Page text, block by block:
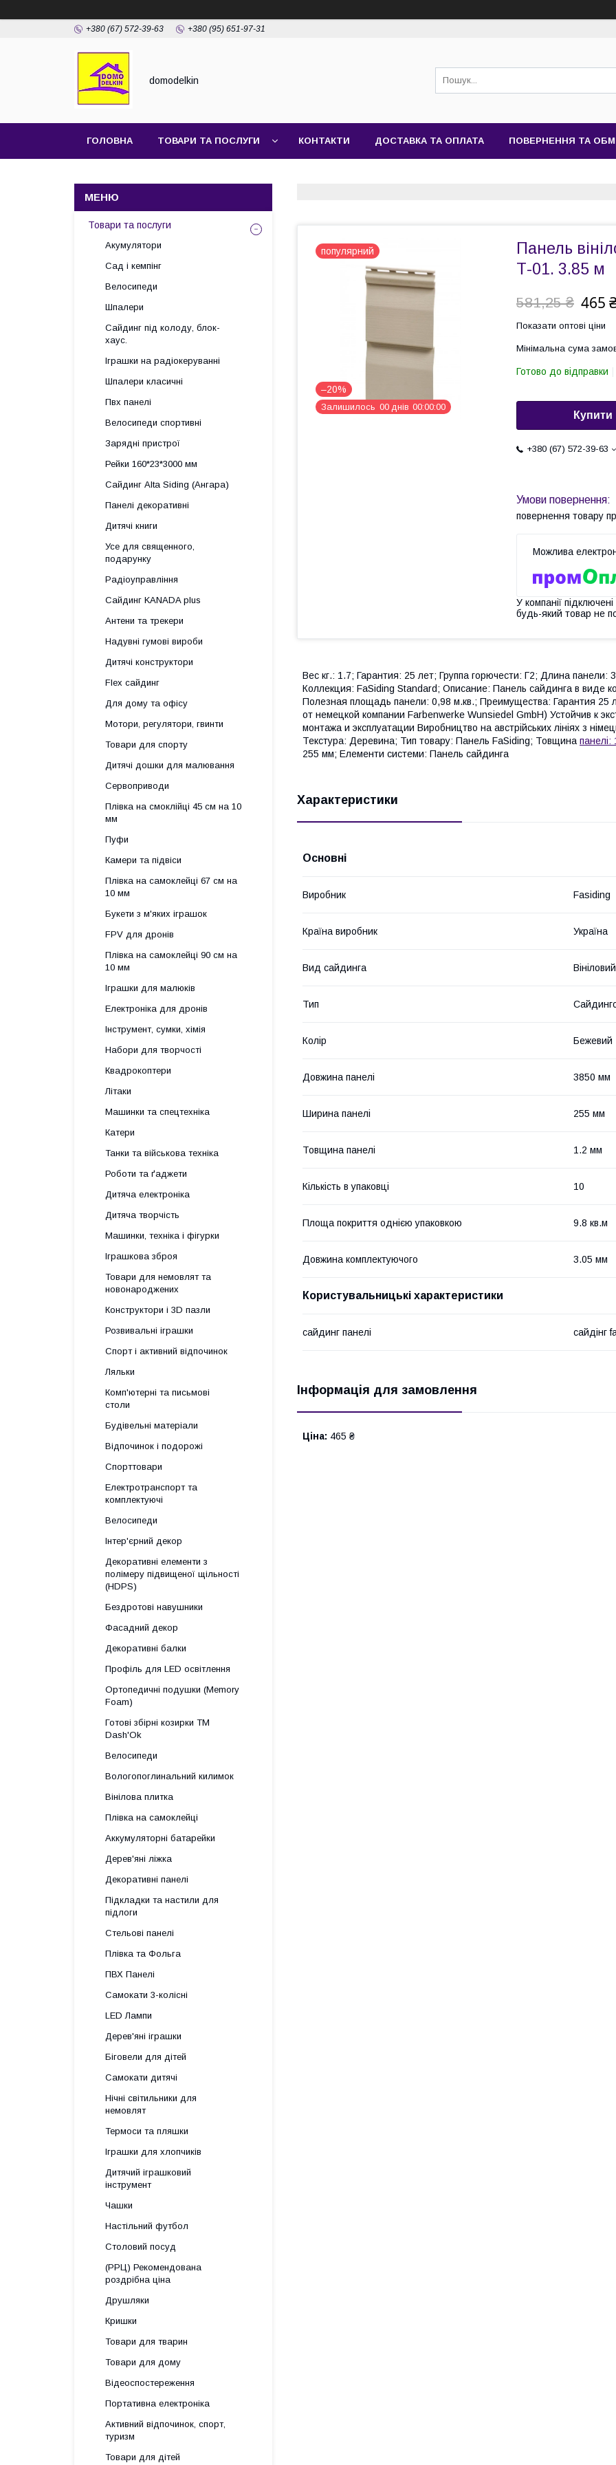
+380 (67) 572-39-63 +380 (95) 651-97-31
domodelkin
ГОЛОВНА ТОВАРИ ТА ПОСЛУГИ КОНТАКТИ ДОСТАВКА ТА ОПЛАТА ПОВЕРНЕННЯ ТА
популярний
–20%
Залишилось 00 днів 00 00 00
Панель
Т-01. 3.85 м
581,25 ₴ 465
Показати оптові ціни
Мінімальна сума
Готово до відправки
Купити
+380 (67) 572-39-63
повернення товару
У компанії
будь-який товар не
Вес кг.: 1.7; Гарантия: 25 лет; Группа горючести: Г2; Длина панели:
Коллекция: FaSiding Standard; Описание: Панель сайдинга в виде
Полезная площадь панели: 0,98 м.кв.; Преимущества: Гарантия 25
от немецкой компании Farbenwerke Wunsiedel GmbH) Устойчив к
монтажа и эксплуатации Виробництво на австрійських лініях з
Текстура: Деревина; Тип товару: Панель FaSiding; Товщина панелі:
255 мм; Елементи системи: Панель сайдинга
Характеристики
Основні
Виробник Fasiding
Країна виробник Україна
Вид сайдинга Вініловий
Тип
Колір Бежевий
Довжина панелі 3850 мм
Ширина панелі 255 мм
Товщина панелі 1.2 мм
Кількість в упаковці 10
Площа покриття однією упаковкою 9.8 кв.м
Довжина комплектуючого 3.05 мм
Користувальницькі характеристики
сайдинг панелі сайдінг
Інформація для замовлення
Ціна: 465 ₴
Товари та послуги
Акумулятори
Сад і кемпінг
Велосипеди
Шпалери
Сайдинг під колоду, блок-
хаус.
Іграшки на радіокеруванні
Шпалери класичні
Пвх панелі
Велосипеди спортивні
Зарядні пристрої
Рейки 160*23*3000 мм
Сайдинг Alta Siding (Ангара)
Панелі декоративні
Дитячі книги
Усе для священного,
подарунку
Радіоуправління
Сайдинг KANADA plus
Антени та трекери
Надувні гумові вироби
Дитячі конструктори
Flex сайдинг
Для дому та офісу
Мотори, регулятори, гвинти
Товари для спорту
Дитячі дошки для малювання
Сервоприводи
Плівка на смоклійці 45 см на 10
мм
Пуфи
Камери та підвіси
Плівка на самоклейці 67 см на
10 мм
Букети з м'яких іграшок
FPV для дронів
Плівка на самоклейці 90 см на
10 мм
Іграшки для малюків
Електроніка для дронів
Інструмент, сумки, хімія
Набори для творчості
Квадрокоптери
Літаки
Машинки та спецтехніка
Катери
Танки та військова техніка
Роботи та ґаджети
Дитяча електроніка
Дитяча творчість
Машинки, техніка і фігурки
Іграшкова зброя
Товари для немовлят та
новонароджених
Конструктори і 3D пазли
Розвивальні іграшки
Спорт і активний відпочинок
Ляльки
Комп'ютерні та письмові
столи
Будівельні матеріали
Відпочинок і подорожі
Спорттовари
Електротранспорт та
комплектуючі
Велосипеди
Інтер'єрний декор
Декоративні елементи з
полімеру підвищеної щільності
(HDPS)
Бездротові навушники
Фасадний декор
Декоративні балки
Профіль для LED освітлення
Ортопедичні подушки (Memory
Foam)
Готові збірні козирки ТМ
Dash'Ok
Велосипеди
Вологопоглинальний килимок
Вінілова плитка
Плівка на самоклейці
Аккумуляторні батарейки
Дерев'яні ліжка
Декоративні панелі
Підкладки та настили для
підлоги
Стельові панелі
Плівка та Фольга
ПВХ Панелі
Самокати 3-колісні
LED Лампи
Дерев'яні іграшки
Біговели для дітей
Самокати дитячі
Нічні світильники для
немовлят
Термоси та пляшки
Іграшки для хлопчиків
Дитячий іграшковий
інструмент
Чашки
Настільний футбол
Столовий посуд
(РРЦ) Рекомендована
роздрібна ціна
Друшляки
Кришки
Товари для тварин
Товари для дому
Відеоспостереження
Портативна електроніка
Активний відпочинок, спорт,
туризм
Товари для дітей